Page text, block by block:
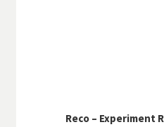
Reco – Experiment